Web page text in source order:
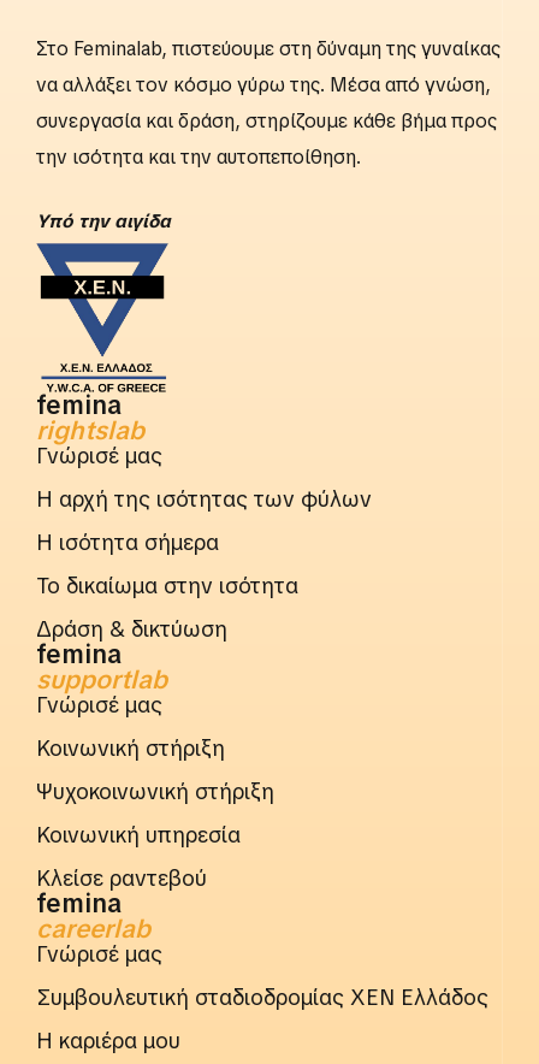
Στο Feminalab, πιστεύουμε στη δύναμη της γυναίκας
να αλλάξει τον κόσμο γύρω της. Μέσα από γνώση,
συνεργασία και δράση, στηρίζουμε κάθε βήμα προς
την ισότητα και την αυτοπεποίθηση.
Yπό την αιγίδα
femina
rightslab
Γνώρισέ μας
Η αρχή της ισότητας των φύλων
Η ισότητα σήμερα
Το δικαίωμα στην ισότητα
Δράση & δικτύωση
femina
supportlab
Γνώρισέ μας
Κοινωνική στήριξη
Ψυχοκοινωνική στήριξη
Κοινωνική υπηρεσία
Κλείσε ραντεβού
femina
careerlab
Γνώρισέ μας
Συμβουλευτική σταδιοδρομίας ΧΕΝ Ελλάδος
Η καριέρα μου